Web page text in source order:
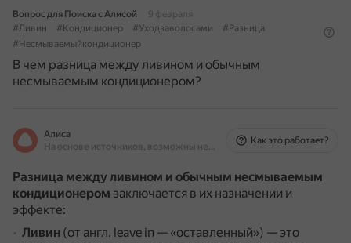
Вопрос для Поиска с Алисой
9 февраля
#Ливин
#Кондиционер #Уходзаволосами
#Разница
#Несмываемыйкондиционер
В чем разница между ливином и обычным
несмываемым кондиционером?
Алиса
На основе источников, возможны неточности
Как это работает?
Разница между ливином и обычным несмываемым
кондиционером заключается в их назначении и
эффекте:
Ливин (от англ. leave in — «оставленный») — это